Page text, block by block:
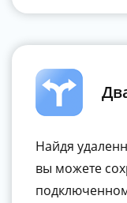
Найдя
вы можете